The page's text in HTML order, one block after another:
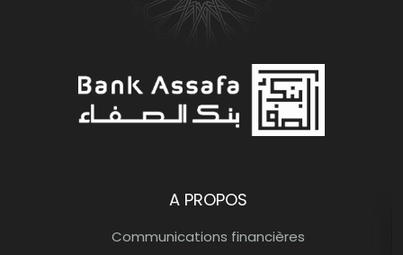
Bank Assafa Banque
A PROPOS
Communications financières